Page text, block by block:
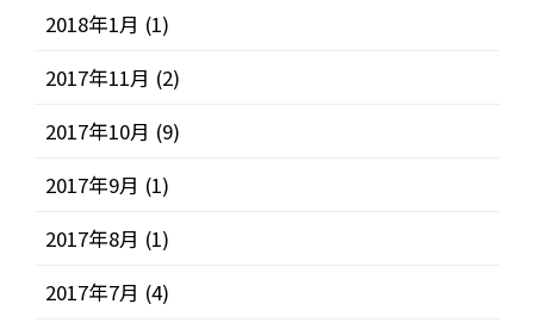
2018年1月 (1)
2017年11月 (2)
2017年10月 (9)
2017年9月 (1)
2017年8月 (1)
2017年7月 (4)